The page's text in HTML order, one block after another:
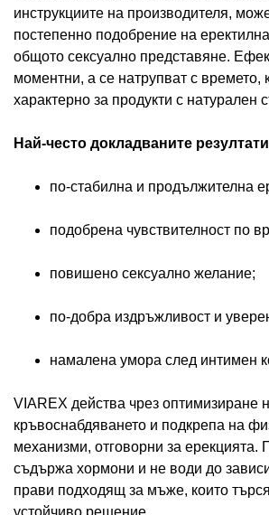
инструкциите на производителя,
постепенно подобрение на
общото сексуално представяне.
моментни, а се натрупват с времето,
характерно за продукти с натурален
Най-често докладваните
по-стабилна и продължителна
подобрена чувствителност по
повишено сексуално желание;
по-добра издръжливост и
намалена умора след интимен
VIAREX действа чрез оптимизиране
кръвоснабдяването и подкрепа на
механизми, отговорни за ерекцията.
съдържа хормони и не води до
прави подходящ за мъже, които
устойчиво решение.